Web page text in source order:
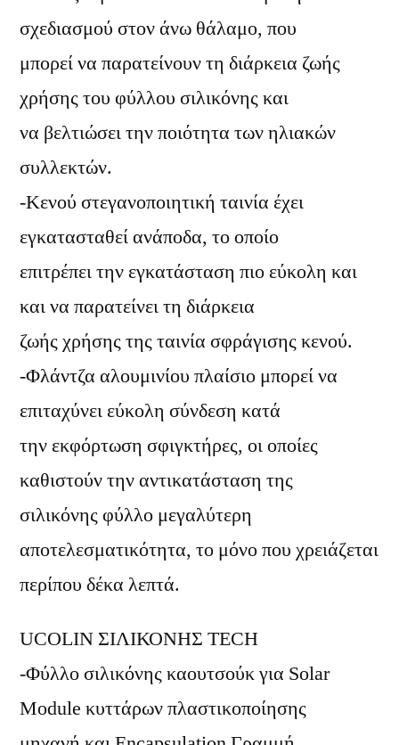
σχεδιασμού στον άνω θάλαμο, που
μπορεί να παρατείνουν τη διάρκεια ζωής
χρήσης του φύλλου σιλικόνης και
να βελτιώσει την ποιότητα των ηλιακών
συλλεκτών.
-Κενού στεγανοποιητική ταινία έχει
εγκατασταθεί ανάποδα, το οποίο
επιτρέπει την εγκατάσταση πιο εύκολη και
και να παρατείνει τη διάρκεια
ζωής χρήσης της ταινία σφράγισης κενού.
-Φλάντζα αλουμινίου πλαίσιο μπορεί να
επιταχύνει εύκολη σύνδεση κατά
την εκφόρτωση σφιγκτήρες, οι οποίες
καθιστούν την αντικατάσταση της
σιλικόνης φύλλο μεγαλύτερη
αποτελεσματικότητα, το μόνο που χρειάζεται
περίπου δέκα λεπτά.
UCOLIN ΣΙΛΙΚΟΝΗΣ TECH
-Φύλλο σιλικόνης καουτσούκ για Solar
Module κυττάρων πλαστικοποίησης